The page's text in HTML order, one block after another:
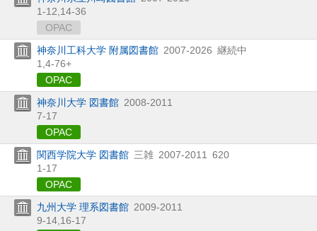
1-12, 14-36
OPAC
神奈川工科大学 附属図書館 2007-2026 継続中
1, 4-76+
OPAC
神奈川大学 図書館 2008-2011
7-17
OPAC
関西学院大学 図書館 三雑 2007-2011
620
1-17
OPAC
九州大学 理系図書館 2009-2011
9-14, 16-17